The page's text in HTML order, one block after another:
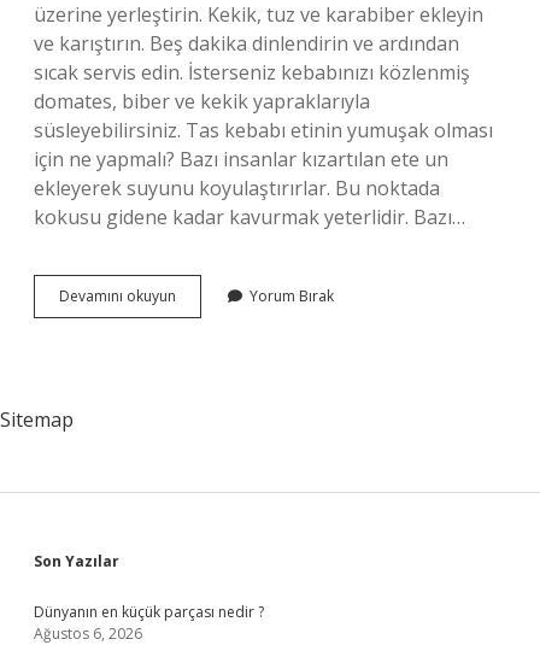
üzerine yerleştirin. Kekik, tuz ve karabiber ekleyin
ve karıştırın. Beş dakika dinlendirin ve ardından
sıcak servis edin. İsterseniz kebabınızı közlenmiş
domates, biber ve kekik yapraklarıyla
süsleyebilirsiniz. Tas kebabı etinin yumuşak olması
için ne yapmalı? Bazı insanlar kızartılan ete un
ekleyerek suyunu koyulaştırırlar. Bu noktada
kokusu gidene kadar kavurmak yeterlidir. Bazı…
Devamını okuyun
Kebabına
Yorum Bırak
Sitemap
Sidebar
Son Yazılar
Dünyanın en küçük parçası nedir ?
Ağustos 6, 2026